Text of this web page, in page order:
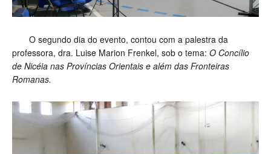
O segundo dia do evento, contou com a palestra da
professora, dra. Luise Marion Frenkel, sob o tema: O Concílio
de Nicéia nas Províncias Orientais e além das Fronteiras
Romanas.